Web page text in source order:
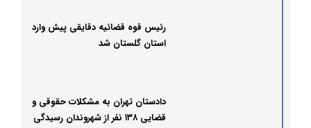
رئیس قوه قضائیه دقایقی پیش وارد
استان گلستان شد
دادستان تهران به مشکلات حقوقی و
قضایی ۱۳۸ نفر از شهروندان رسیدگی